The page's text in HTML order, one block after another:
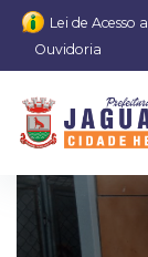
Lei de Acesso
Ouvidoria